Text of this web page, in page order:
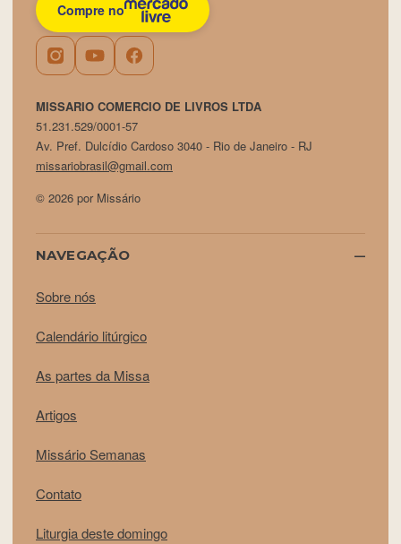
Compre no
MISSARIO COMERCIO DE LIVROS LTDA
51.231.529/0001-57
Av. Pref. Dulcídio Cardoso 3040 - Rio de Janeiro - RJ
missariobrasil@gmail.com
© 2026 por Missário
NAVEGAÇÃO
Sobre nós
Calendário litúrgico
As partes da Missa
Artigos
Missário Semanas
Contato
Liturgia deste domingo